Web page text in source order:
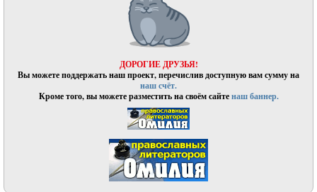
ДОРОГИЕ ДРУЗЬЯ!
Вы можете поддержать наш проект, перечислив доступную вам сумму на
наш счёт.
Кроме того, вы можете разместить на своём сайтенаш баннер.